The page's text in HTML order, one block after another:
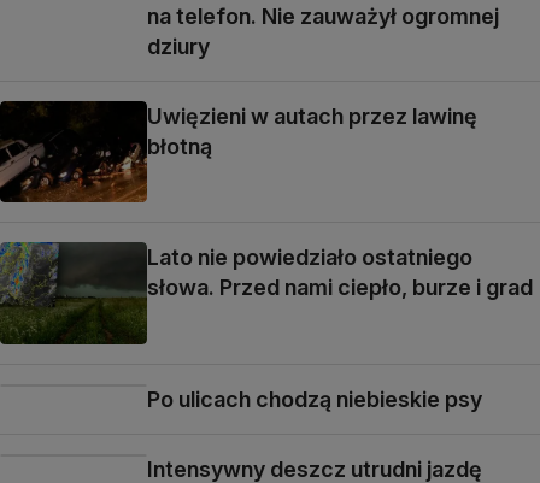
na telefon. Nie zauważył ogromnej
dziury
Uwięzieni w autach przez lawinę
błotną
Lato nie powiedziało ostatniego
słowa. Przed nami ciepło, burze i grad
Po ulicach chodzą niebieskie psy
Intensywny deszcz utrudni jazdę